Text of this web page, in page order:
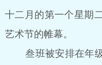
十二月的第一个星期
艺术节的帷幕。
叁班被安排在年级